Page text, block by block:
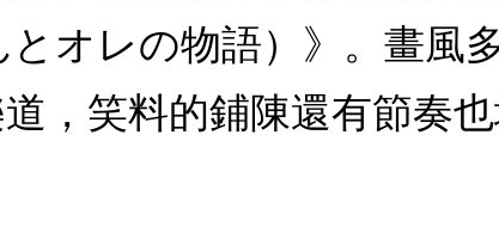
オレの物語）》。畫風
，笑料的鋪陳還有節奏